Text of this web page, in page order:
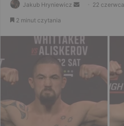
Jakub Hryniewicz
Send 22
2 minut czytania